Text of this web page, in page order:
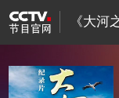
《大河